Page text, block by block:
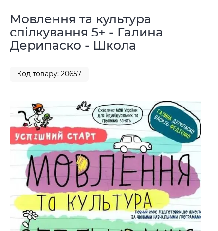
Мовлення та культура
спілкування 5+ - Галина
Дерипаско - Школа
Код товару: 20657